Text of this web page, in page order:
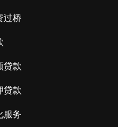
过桥
贷款
贷款
服务